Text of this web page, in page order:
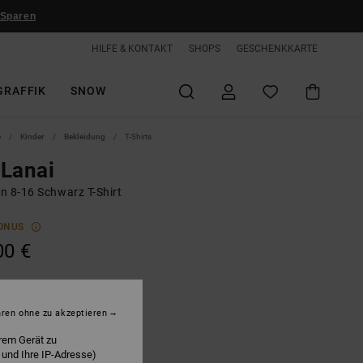
HILFE & KONTAKT SHOPS GESCHENKKARTE
SNOW
Kinder Bekleidung T-Shirts
8-16 Schwarz T-Shirt
€
Gerät zu
Ihre IP-Adresse)
ohne zu akzeptieren